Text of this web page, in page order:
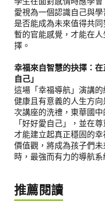
愛視為一個認識自己與
是否能成為未來值得共
暫的官能感覺，才能在
擇。
幸福來自智慧的抉擇：
自己」
這場「幸福導航」演講的
健康且有意義的人生方
次講座的洗禮，東華國
「好好愛自己」，並在
才能建立起真正穩固的
價值觀，將成為孩子們
時，最強而有力的導航系
推薦閱讀